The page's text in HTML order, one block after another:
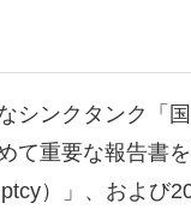
シンクタンク「
て重要な報告書
）」、および